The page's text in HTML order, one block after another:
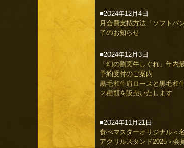
■2024年12月4日
月会費支払方法「ソフトバ
了のお知らせ
■2024年12月3日
「幻の割烹牛しぐれ」年内
予約受付のご案内
黒毛和牛肩ロースと黒毛和
２種類を販売いたします
■2024年11月21日
食べマスターオリジナル＜
アクリルスタンド2025＞会